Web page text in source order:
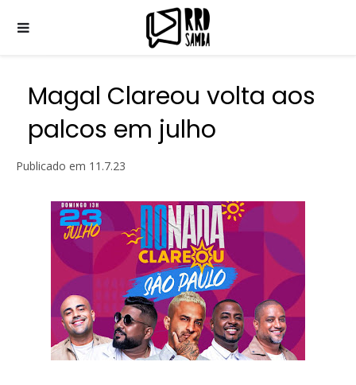
Magal Clareou volta aos
palcos em julho
Publicado em 11.7.23